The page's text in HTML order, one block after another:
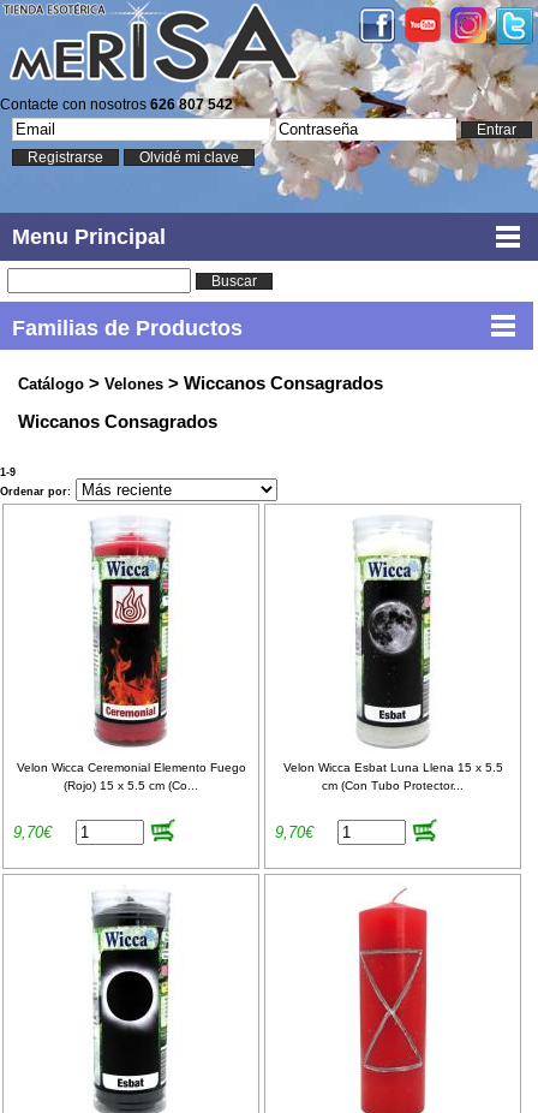
Contacte con nosotros 626 807 542
Entrar
Registrarse
Olvidé mi clave
Menu Principal
Buscar
Familias de Productos
Catálogo > Velones > Wiccanos Consagrados
Wiccanos Consagrados
1-9
Ordenar por:
Velon Wicca Ceremonial Elemento Fuego
(Rojo) 15 x 5.5 cm (Co...
9,70€
Velon Wicca Esbat Luna Llena 15 x 5.5
cm (Con Tubo Protector...
9,70€